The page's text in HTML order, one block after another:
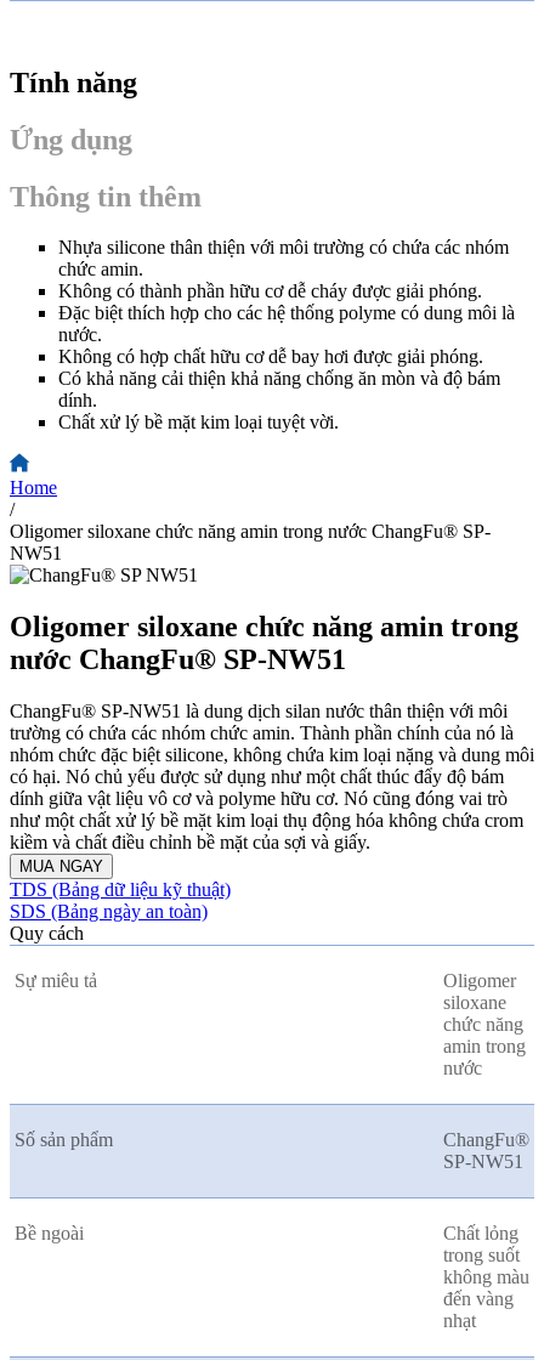
Tính năng
Ứng dụng
Thông tin thêm
Nhựa silicone thân thiện với môi trường có chứa các nhóm
chức amin.
Không có thành phần hữu cơ dễ cháy được giải phóng.
Đặc biệt thích hợp cho các hệ thống polyme có dung môi là
nước.
Không có hợp chất hữu cơ dễ bay hơi được giải phóng.
Có khả năng cải thiện khả năng chống ăn mòn và độ bám
dính.
Chất xử lý bề mặt kim loại tuyệt vời.
Home
/
Oligomer siloxane chức năng amin trong nước ChangFu® SP-
NW51
Oligomer siloxane chức năng amin trong
nước ChangFu® SP-NW51
ChangFu® SP-NW51 là dung dịch silan nước thân thiện với môi
trường có chứa các nhóm chức amin. Thành phần chính của nó là
nhóm chức đặc biệt silicone, không chứa kim loại nặng và dung môi
có hại. Nó chủ yếu được sử dụng như một chất thúc đẩy độ bám
dính giữa vật liệu vô cơ và polyme hữu cơ. Nó cũng đóng vai trò
như một chất xử lý bề mặt kim loại thụ động hóa không chứa crom
kiềm và chất điều chỉnh bề mặt của sợi và giấy.
MUA NGAY
TDS (Bảng dữ liệu kỹ thuật)
SDS (Bảng ngày an toàn)
Quy cách
Sự miêu tả
Oligomer
siloxane
chức năng
amin trong
nước
Số sản phẩm
ChangFu®
SP-NW51
Bề ngoài
Chất lỏng
trong suốt
không màu
đến vàng
nhạt